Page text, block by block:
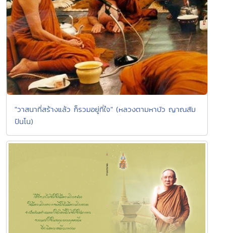
"วาสนาที่สร้างแล้ว ก็รวมอยู่ที่ใจ" (หลวงตามหาบัว ญาณสัม
ปันโน)